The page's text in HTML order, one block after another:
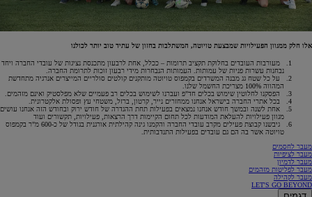
אלו חלק ממגוון הפעילויות שמבצעת טויוטה, המשתלבות בחזון של עתיד טוב יותר לכולנו
מעורבות העובדים בחלוקת תקציב תרומות – ככלל, אחת לרבעון מתכנסת נציגות של עובדי החברה ויחד
נבחנות עשרות פניות של עמותות. העמותות הנבחרות מידי רבעון זוכות לתרומת החברה.
על כל שטח גג מבנה המשרדים בקמפוס טויוטה מותקנים קולטים סולריים המייצרים אנרגיה מתחדשת
המהווה 100% מצריכת החשמל שלנו.
הפסקנו לחלוטין שימוש בכלים חד"פ ועברנו לשימוש בכלים רב פעמיים שלא מפלסטיק ואינם מזהמים.
בכל אתרי החברה בישראל אנחנו ממחזרים נייר, קרטון, ברזל, משטחי עץ ופסולת אלקטרונית.
אחת לשנה ובמשך חודש אנחנו נמצאים בפעילות תחת ההגדרה של חודש ירוק ובחודש הזה אנחנו עושים
מגוון פעילויות להעלאת המודעות לכל תחום הקיימות דרך הרצאות, פעילויות, תקשורים ועוד
גיבשנו קבוצת פעילים מקרב עובדי החברה והקמנו גינה קהילתית אורגנית בגודל של כ-600 מ"ר בקמפוס
טויוטה אשר בה הם גם עובדים בפעילות התנדבותית.
מעבר לחסמים
מעבר לציפיות
מעבר לדמיון
מעבר לפליטות מזהמים
מעבר לקהילה
LET'S GO BEYOND